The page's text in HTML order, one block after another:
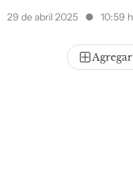
29 de abril 2025 10:59